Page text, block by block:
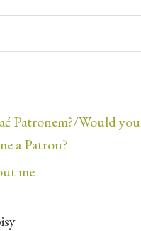
Patronem?/Would you
a Patron?
me